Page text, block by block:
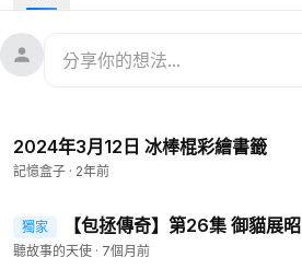
2024年3月12日 冰棒棍彩繪書籤
記憶盒子 · 2年前
獨家 【包拯傳奇】第26集 御貓展昭
聽故事的天使 · 7個月前